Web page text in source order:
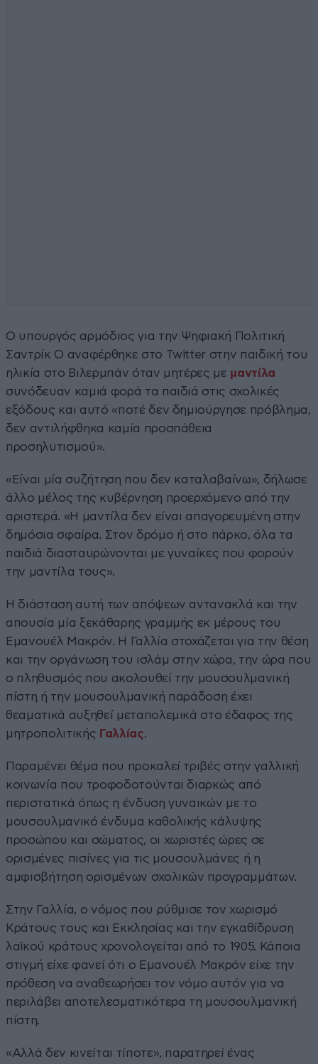
Ο υπουργός αρμόδιος για την Ψηφιακή Πολιτική
Σαντρίκ Ο αναφέρθηκε στο Twitter στην παιδική του
ηλικία στο Βιλερμπάν όταν μητέρες με μαντίλα
συνόδευαν καμιά φορά τα παιδιά στις σχολικές
εξόδους και αυτό «ποτέ δεν δημιούργησε πρόβλημα,
δεν αντιλήφθηκα καμία προσπάθεια
προσηλυτισμού».
«Είναι μία συζήτηση που δεν καταλαβαίνω», δήλωσε
άλλο μέλος της κυβέρνηση προερχόμενο από την
αριστερά. «Η μαντίλα δεν είναι απαγορευμένη στην
δημόσια σφαίρα. Στον δρόμο ή στο πάρκο, όλα τα
παιδιά διασταυρώνονται με γυναίκες που φορούν
την μαντίλα τους».
Η διάσταση αυτή των απόψεων αντανακλά και την
απουσία μία ξεκάθαρης γραμμής εκ μέρους του
Εμανουέλ Μακρόν. Η Γαλλία στοχάζεται για την θέση
και την οργάνωση του ισλάμ στην χώρα, την ώρα που
ο πληθυσμός που ακολουθεί την μουσουλμανική
πίστη ή την μουσουλμανική παράδοση έχει
θεαματικά αυξηθεί μεταπολεμικά στο έδαφος της
μητροπολιτικής Γαλλίας.
Παραμένει θέμα που προκαλεί τριβές στην γαλλική
κοινωνία που τροφοδοτούνται διαρκώς από
περιστατικά όπως η ένδυση γυναικών με το
μουσουλμανικό ένδυμα καθολικής κάλυψης
προσώπου και σώματος, οι χωριστές ώρες σε
ορισμένες πισίνες για τις μουσουλμάνες ή η
αμφισβήτηση ορισμένων σχολικών προγραμμάτων.
Στην Γαλλία, ο νόμος που ρύθμισε τον χωρισμό
Κράτους τους και Εκκλησίας και την εγκαθίδρυση
λαϊκού κράτους χρονολογείται από το 1905. Κάποια
στιγμή είχε φανεί ότι ο Εμανουέλ Μακρόν είχε την
πρόθεση να αναθεωρήσει τον νόμο αυτόν για να
περιλάβει αποτελεσματικότερα τη μουσουλμανική
πίστη.
«Αλλά δεν κινείται τίποτε», παρατηρεί ένας